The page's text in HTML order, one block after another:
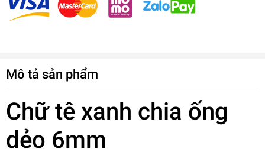
Mô tả sản phẩm
Chữ tê xanh chia ống
dẻo 6mm